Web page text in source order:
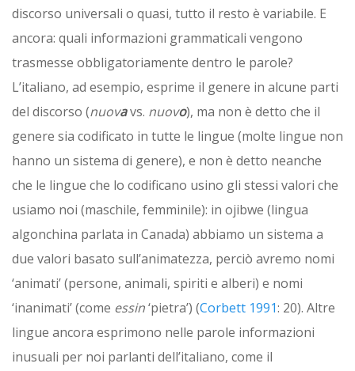
discorso universali o quasi, tutto il resto è variabile. E
ancora: quali informazioni grammaticali vengono
trasmesse obbligatoriamente dentro le parole?
L’italiano, ad esempio, esprime il genere in alcune parti
del discorso (nuovavs. nuovo), ma non è detto che il
genere sia codificato in tutte le lingue (molte lingue non
hanno un sistema di genere), e non è detto neanche
che le lingue che lo codificano usino gli stessi valori che
usiamo noi (maschile, femminile): in ojibwe (lingua
algonchina parlata in Canada) abbiamo un sistema a
due valori basato sull’animatezza, perciò avremo nomi
‘animati’ (persone, animali, spiriti e alberi) e nomi
‘inanimati’ (come essin‘pietra’) (Corbett 1991: 20). Altre
lingue ancora esprimono nelle parole informazioni
inusuali per noi parlanti dell’italiano, come il